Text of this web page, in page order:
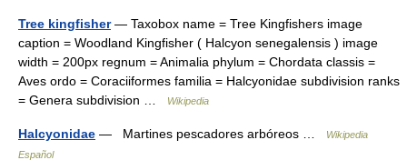
Tree kingfisher— Taxobox name = Tree Kingfishers image
caption = Woodland Kingfisher ( Halcyon senegalensis ) image
width = 200px regnum = Animalia phylum = Chordata classis =
Aves ordo = Coraciiformes familia = Halcyonidae subdivision ranks
= Genera subdivision …
Wikipedia
Halcyonidae — Martines pescadores arbóreos …
Wikipedia
Español